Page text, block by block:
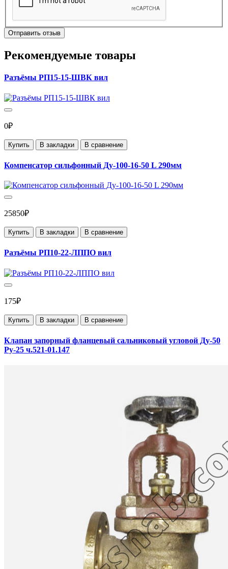
Отправить отзыв
Рекомендуемые товары
Разъёмы РП15-15-ШВК вил
0₽
Купить В закладки В сравнение
Компенсатор сильфонный Ду-100-16-50 L 290мм
25850₽
Купить В закладки В сравнение
Разъёмы РП10-22-ЛППО вил
175₽
Купить В закладки В сравнение
Клапан запорный фланцевый сальниковый угловой Ду-50
Ру-25 ч.521-01.147